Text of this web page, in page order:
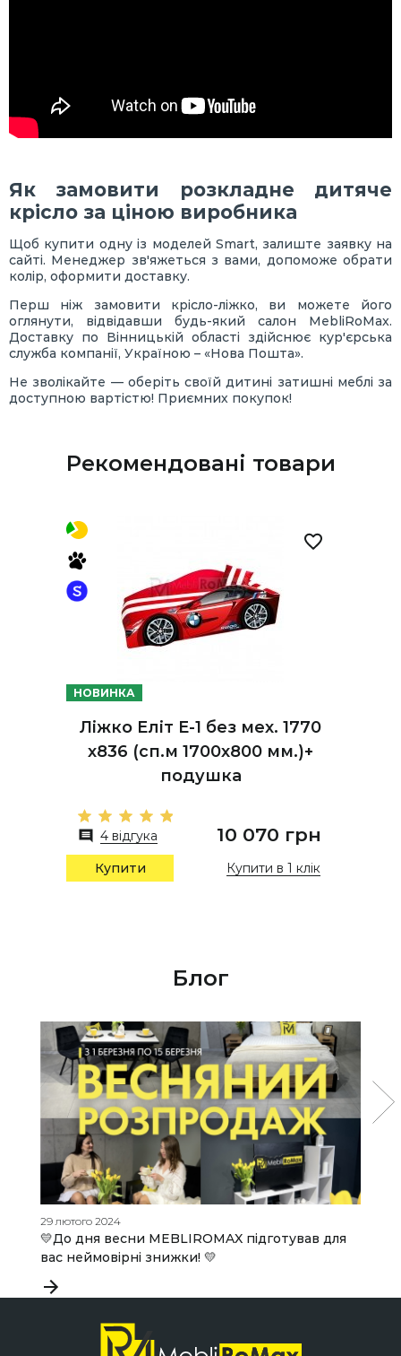
Як замовити розкладне дитяче
крісло за ціною виробника
Щоб купити одну із моделей Smart, залиште заявку на
сайті. Менеджер зв'яжеться з вами, допоможе обрати
колір, оформити доставку.
Перш ніж замовити крісло-ліжко, ви можете його
оглянути, відвідавши будь-який салон MebliRoMax.
Доставку по Вінницькій області здійснює кур'єрська
служба компанії, Україною – «Нова Пошта».
Не зволікайте — оберіть своїй дитині затишні меблі за
доступною вартістю! Приємних покупок!
Рекомендовані товари
НОВИНКА
Ліжко Еліт Е-1 без мех. 1770
х836 (сп.м 1700х800 мм.)+
подушка
4 відгука 10 070 грн
Купити Купити в 1 клік
Блог
29 лютого 2024
💛До дня весни MEBLIROMAX підготував для
вас неймовірні знижки! 💛